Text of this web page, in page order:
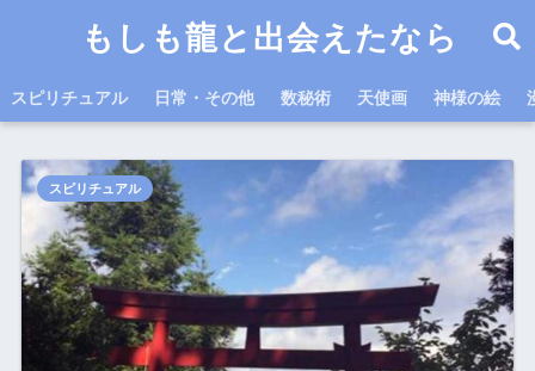
もしも龍と出会えたなら
スピリチュアル 日常・その他 数秘術 天使画 神様の絵
スピリチュアル